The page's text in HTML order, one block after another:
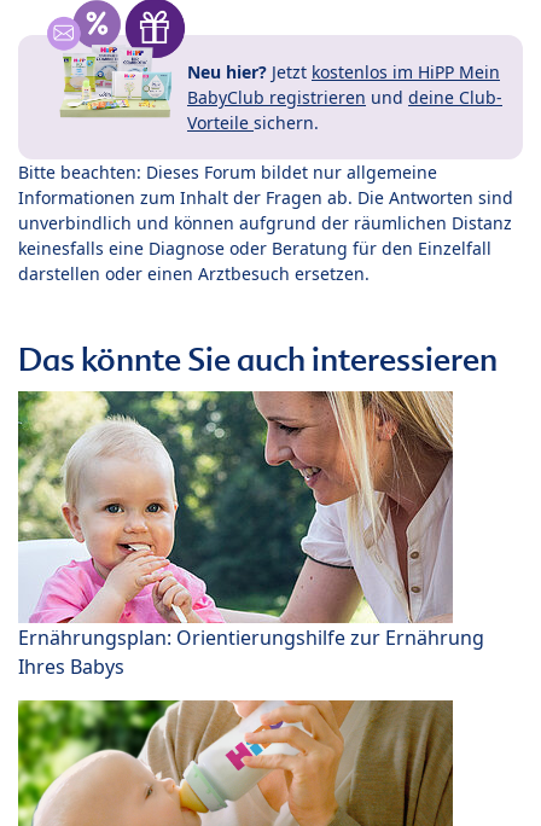
Neu hier? Jetzt kostenlos im HiPP Mein
BabyClub registrieren und deine Club-
Vorteile sichern.
Bitte beachten: Dieses Forum bildet nur allgemeine
Informationen zum Inhalt der Fragen ab. Die Antworten sind
unverbindlich und können aufgrund der räumlichen Distanz
keinesfalls eine Diagnose oder Beratung für den Einzelfall
darstellen oder einen Arztbesuch ersetzen.
Das könnte Sie auch interessieren
Ernährungsplan: Orientierungshilfe zur Ernährung
Ihres Babys